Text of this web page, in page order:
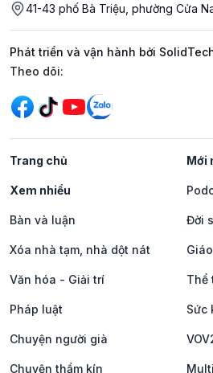
41-43 phố Bà Triệu, phường Cửa
Phát triển và vận hành bởi
Mạng xã hội
Theo dõi:
Trang chủ Mới
Xem nhiều
Bàn và luận Đời
Xóa nhà tạm, nhà dột nát
Văn hóa - Giải trí Thể
Pháp luật Sức
Chuyện người già
Chuyện thầm kín